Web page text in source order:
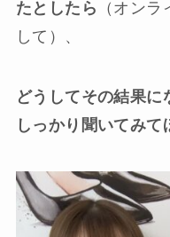
たとしたら （オン
して）、
どうしてその結果
しっかり聞いてみて